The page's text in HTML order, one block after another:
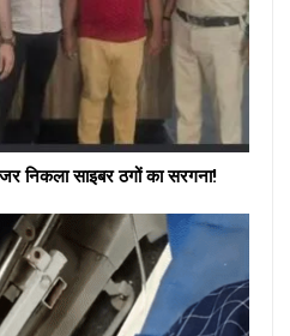
निकला साइबर ठगों का सरगना!